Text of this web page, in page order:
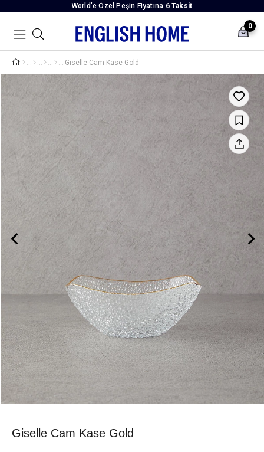
World’e Özel Peşin Fiyatına 6 Taksit
0
Giselle Cam Kase Gold
Giselle Cam Kase Gold